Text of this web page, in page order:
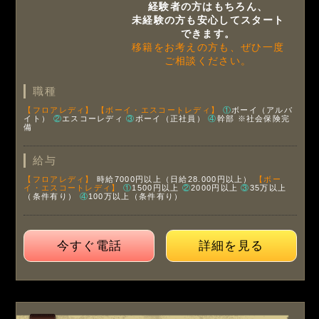
経験者の方はもちろん、
未経験の方も安心してスタート
できます。
移籍をお考えの方も、ぜひ一度
ご相談ください。
職種
【フロアレディ】 【ボーイ・エスコートレディ】 ①ボーイ（アルバ
イト） ② エスコーレディ③ ボーイ（正社員）④幹部 ※社会保険完
備
給与
【フロアレディ】 時給7000円以上（日給28.000円以上）
【ボー
イ・エスコートレディ】
①1500円以上 ②2000円以上③35万以上
（条件有り） ④100万以上（条件有り）
今すぐ電話 詳細を見る